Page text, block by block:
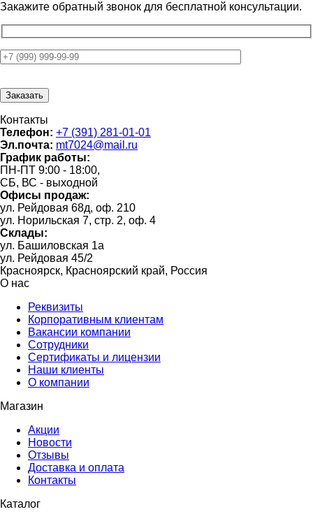
Закажите обратный звонок для бесплатной консультации.
Контакты
Телефон: +7 (391) 281-01-01
Эл.почта: mt7024@mail.ru
График работы:
ПН-ПТ 9:00 - 18:00,
СБ, ВС - выходной
Офисы продаж:
ул. Рейдовая 68д, оф. 210
ул. Норильская 7, стр. 2, оф. 4
Склады:
ул. Башиловская 1а
ул. Рейдовая 45/2
Красноярск, Красноярский край, Россия
О нас
Реквизиты
Корпоративным клиентам
Вакансии компании
Сотрудники
Сертификаты и лицензии
Наши клиенты
О компании
Магазин
Акции
Новости
Отзывы
Доставка и оплата
Контакты
Каталог